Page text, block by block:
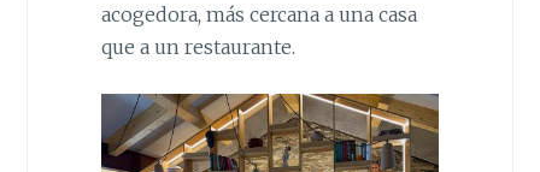
acogedora, más cercana a una casa
que a un restaurante.